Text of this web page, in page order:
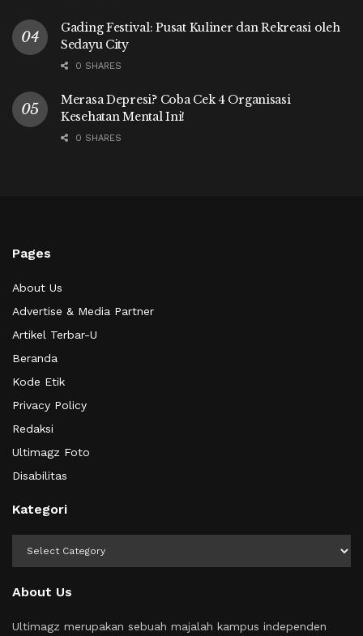
Gading Festival: Pusat Kuliner dan Rekreasi oleh
Sedayu City
0 SHARES
Merasa Depresi? Coba Cek 4 Organisasi
Kesehatan Mental Ini!
0 SHARES
Pages
About Us
Advertise & Media Partner
Artikel Terbar-U
Beranda
Kode Etik
Privacy Policy
Redaksi
Ultimagz Foto
Disabilitas
Kategori
About Us
Ultimagz merupakan sebuah majalah kampus independen